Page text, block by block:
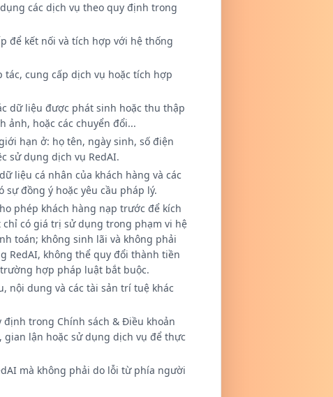
các dịch vụ theo quy định trong
để kết nối và tích hợp với hệ thống
cung cấp dịch vụ hoặc tích hợp
dữ liệu được phát sinh hoặc thu thập
hoặc các chuyển đổi...
hạn ở: họ tên, ngày sinh, số điện
sử dụng dịch vụ RedAI.
liệu cá nhân của khách hàng và các
đồng ý hoặc yêu cầu pháp lý.
phép khách hàng nạp trước để kích
chỉ có giá trị sử dụng trong phạm vi hệ
toán; không sinh lãi và không phải
RedAI, không thể quy đổi thành tiền
hợp pháp luật bắt buộc.
nội dung và các tài sản trí tuệ khác
trong Chính sách & Điều khoản
lận hoặc sử dụng dịch vụ để thực
mà không phải do lỗi từ phía người